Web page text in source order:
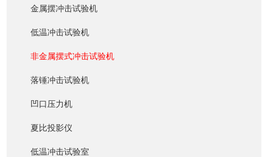
金属摆冲击试验机
低温冲击试验机
非金属摆式冲击试验机
落锤冲击试验机
凹口压力机
夏比投影仪
低温冲击试验室